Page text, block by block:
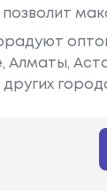
Алматы,